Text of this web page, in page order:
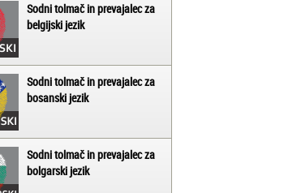
Sodni tolmač in prevajalec za
belgijski jezik
Sodni tolmač in prevajalec za
bosanski jezik
Sodni tolmač in prevajalec za
bolgarski jezik